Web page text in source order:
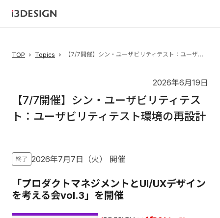
TOP Topics 【7/7開催】シン・ユーザビリティテスト：ユーザビリティテスト環境の再設計
2026年6月19日
【7/7開催】シン・ユーザビリティテス
ト：ユーザビリティテスト環境の再設計
終了 2026年7月7日（火） 開催
「プロダクトマネジメントとUI/UXデザイン
を考える会vol.3」を開催